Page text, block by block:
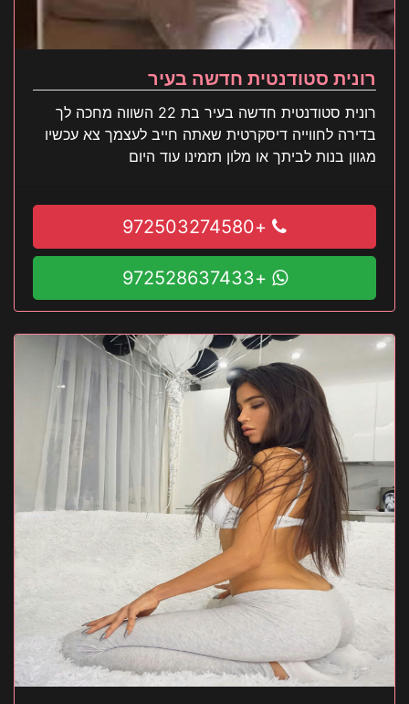
רונית סטודנטית חדשה בעיר
רונית סטודנטית חדשה בעיר בת 22 השווה מחכה לך
בדירה לחווייה דיסקרטית שאתה חייב לעצמך צא עכשיו
מגוון בנות לביתך או מלון תזמינו עוד היום
+972503274580
+972528637433